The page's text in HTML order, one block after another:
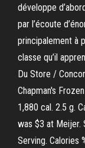
développe
par l’écoute
principalement à
classe qu’il
Du Store /
Chapman's
1,880 cal. 2.5 g.
was $3 at Meijer.
Serving. Calories